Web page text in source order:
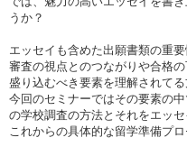
うか？
エッセイも含めた出願書類の重
審査の視点とのつながりや合格
盛り込むべき要素を理解されてる
今回のセミナーではその要素の
の学校調査の方法とそれをエッ
これからの具体的な留学準備プ